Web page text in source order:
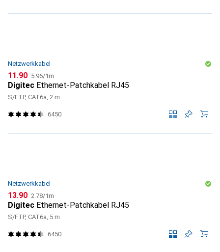
Netzwerkkabel
CHF
11.90 CHF
5.96/1m
Digitec Ethernet-Patchkabel RJ45
S/FTP, CAT6a, 2 m
6450
Netzwerkkabel
CHF
13.90 CHF
2.78/1m
Digitec Ethernet-Patchkabel RJ45
S/FTP, CAT6a, 5 m
6450